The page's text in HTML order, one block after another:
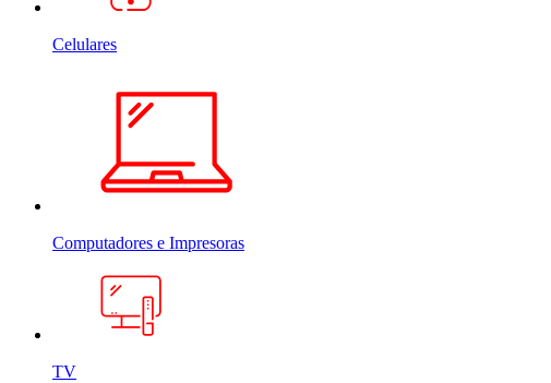
Celulares
Computadores e Impresoras
TV